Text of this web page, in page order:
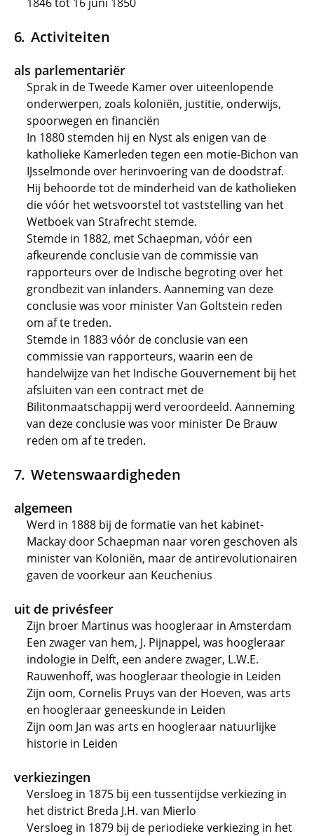
Activiteiten
als parlementariër
Sprak in de Tweede Kamer over uiteenlopende
onderwerpen, zoals koloniën, justitie, onderwijs,
spoorwegen en financiën
In 1880 stemden hij en Nyst als enigen van de
katholieke Kamerleden tegen een motie-Bichon van
IJsselmonde over herinvoering van de doodstraf.
Hij behoorde tot de minderheid van de katholieken
die vóór het wetsvoorstel tot vaststelling van het
Wetboek van Strafrecht stemde.
Stemde in 1882, met Schaepman, vóór een
afkeurende conclusie van de commissie van
rapporteurs over de Indische begroting over het
grondbezit van inlanders. Aanneming van deze
conclusie was voor minister Van Goltstein reden
om af te treden.
Stemde in 1883 vóór de conclusie van een
commissie van rapporteurs, waarin een de
handelwijze van het Indische Gouvernement bij het
afsluiten van een contract met de
Bilitonmaatschappij werd veroordeeld. Aanneming
van deze conclusie was voor minister De Brauw
reden om af te treden.
Wetenswaardigheden
algemeen
Werd in 1888 bij de formatie van het kabinet-
Mackay door Schaepman naar voren geschoven als
minister van Koloniën, maar de antirevolutionairen
gaven de voorkeur aan Keuchenius
uit de privésfeer
Zijn broer Martinus was hoogleraar in Amsterdam
Een zwager van hem, J. Pijnappel, was hoogleraar
indologie in Delft, een andere zwager, L.W.E.
Rauwenhoff, was hoogleraar theologie in Leiden
Zijn oom, Cornelis Pruys van der Hoeven, was arts
en hoogleraar geneeskunde in Leiden
Zijn oom Jan was arts en hoogleraar natuurlijke
historie in Leiden
verkiezingen
Versloeg in 1875 bij een tussentijdse verkiezing in
het district Breda J.H. van Mierlo
Versloeg in 1879 bij de periodieke verkiezing in het